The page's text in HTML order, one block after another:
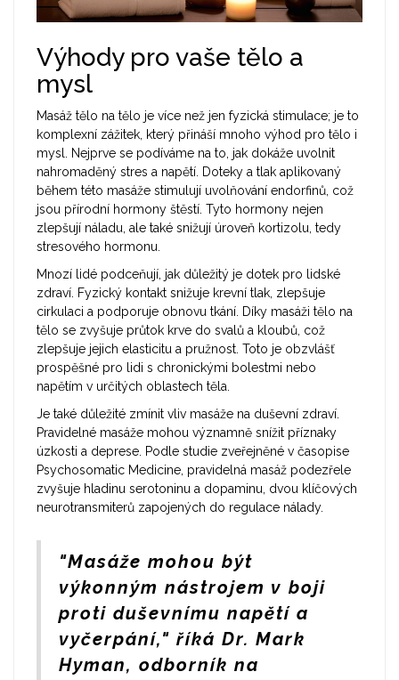
Výhody pro vaše tělo a
mysl
Masáž tělo na tělo je více než jen fyzická stimulace; je to
komplexní zážitek, který přináší mnoho výhod pro tělo i
mysl. Nejprve se podíváme na to, jak dokáže uvolnit
nahromaděný stres a napětí. Doteky a tlak aplikovaný
během této masáže stimulují uvolňování endorfinů, což
jsou přírodní hormony štěstí. Tyto hormony nejen
zlepšují náladu, ale také snižují úroveň kortizolu, tedy
stresového hormonu.
Mnozí lidé podceňují, jak důležitý je dotek pro lidské
zdraví. Fyzický kontakt snižuje krevní tlak, zlepšuje
cirkulaci a podporuje obnovu tkání. Díky masáži tělo na
tělo se zvyšuje průtok krve do svalů a kloubů, což
zlepšuje jejich elasticitu a pružnost. Toto je obzvlášť
prospěšné pro lidi s chronickými bolestmi nebo
napětím v určitých oblastech těla.
Je také důležité zmínit vliv masáže na duševní zdraví.
Pravidelné masáže mohou významně snížit příznaky
úzkosti a deprese. Podle studie zveřejněné v časopise
Psychosomatic Medicine, pravidelná masáž podezřele
zvyšuje hladinu serotoninu a dopaminu, dvou klíčových
neurotransmiterů zapojených do regulace nálady.
"Masáže mohou být
výkonným nástrojem v boji
proti duševnímu napětí a
vyčerpání," říká Dr. Mark
Hyman, odborník na